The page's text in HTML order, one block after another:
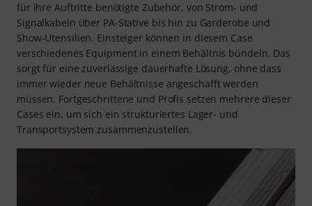
für ihre Auftritte benötigte Zubehör, von Strom- und
Signalkabeln über PA-Stative bis hin zu Garderobe und
Show-Utensilien. Einsteiger können in diesem Case
verschiedenes Equipment in einem Behältnis bündeln. Das
sorgt für eine zuverlässige dauerhafte Lösung, ohne dass
immer wieder neue Behältnisse angeschafft werden
müssen. Fortgeschrittene und Profis setzen mehrere dieser
Cases ein, um sich ein strukturiertes Lager- und
Transportsystem zusammenzustellen.